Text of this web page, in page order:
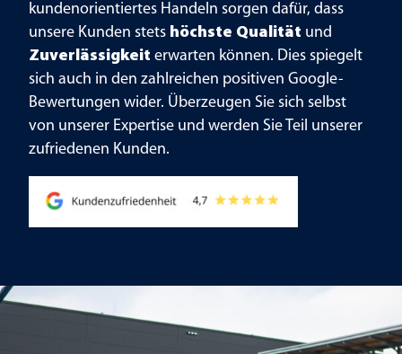
kundenorientiertes Handeln sorgen dafür, dass
unsere Kunden stets höchste Qualität und
Zuverlässigkeit erwarten können. Dies spiegelt
sich auch in den zahlreichen positiven Google-
Bewertungen wider. Überzeugen Sie sich selbst
von unserer Expertise und werden Sie Teil unserer
zufriedenen Kunden.